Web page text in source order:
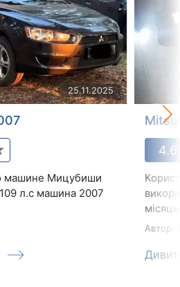
25.11.2025
машине Мицубиши
л.с машина 2007
4.6
Автор: